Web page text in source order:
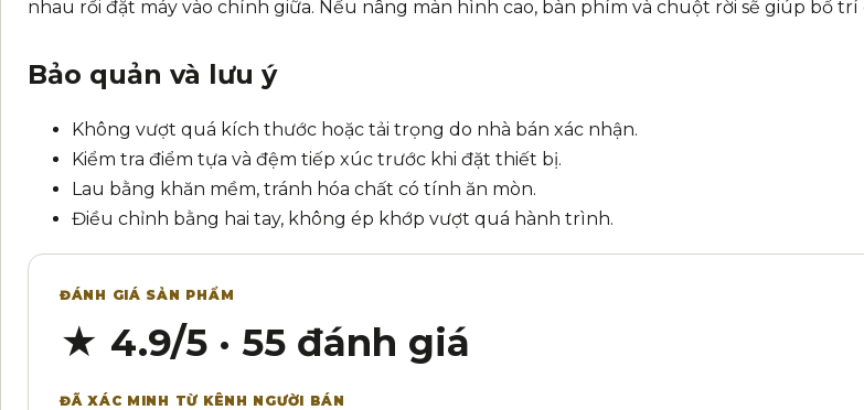
nhau rồi đặt máy vào chính giữa. Nếu nâng màn hình cao, bàn phím và chuột rời sẽ giúp bố
Bảo quản và lưu ý
Không vượt quá kích thước hoặc tải trọng do nhà bán xác nhận.
Kiểm tra điểm tựa và đệm tiếp xúc trước khi đặt thiết bị.
Lau bằng khăn mềm, tránh hóa chất có tính ăn mòn.
Điều chỉnh bằng hai tay, không ép khớp vượt quá hành trình.
ĐÁNH GIÁ SẢN PHẨM
★ 4.9/5 · 55 đánh giá
ĐÃ XÁC MINH TỪ KÊNH NGƯỜI BÁN